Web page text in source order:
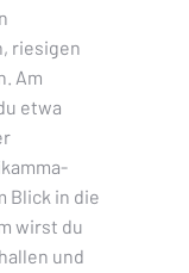
riesigen
Am
etwa
Blick in die
wirst du
und